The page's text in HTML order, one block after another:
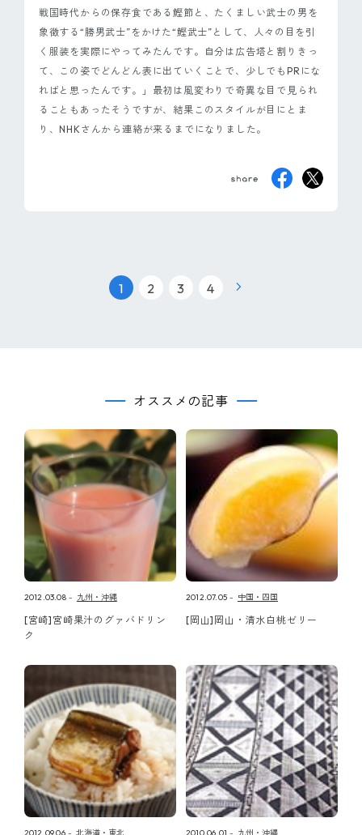
戦国時代からの保存食である鰹節と、たくましい武士の男を
象徴する“勝男武士”をかけた“鰹武士”として、人々の目を引
く服装を実際にやってみたんです。自分は広告塔と割りきっ
て、この姿でどんどん表に出ていくことで、少しでもPRにな
ればと思ったんです。」最初は風変わりで奇異な目で見られ
ることもあったそうですが、結果このスタイルが目にとま
り、NHKさんから連絡が来るまでになりました。
1 2 3 4
オススメの記事
2012.03.08 九州・沖縄
[宮崎]宮崎果汁のグァバドリン
ク
2012.07.05 中国・四国
[岡山]岡山・清水白桃ゼリー
2012.09.06 北海道・東北 2010.06.01 九州・沖縄